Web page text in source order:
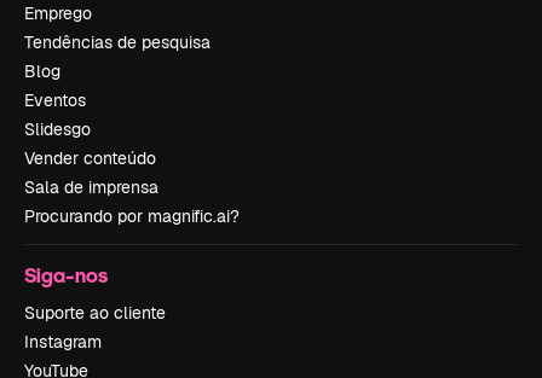
Emprego
Tendências de pesquisa
Blog
Eventos
Slidesgo
Vender conteúdo
Sala de imprensa
Procurando por magnific.ai?
Siga-nos
Suporte ao cliente
Instagram
YouTube